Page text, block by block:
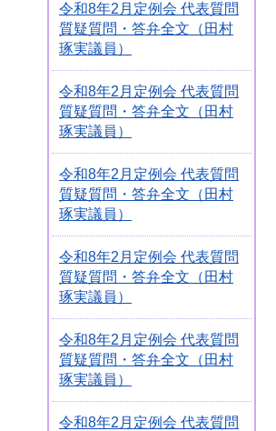
令和8年2月定例会 代表質問
質疑質問・答弁全文（田村
琢実議員）
令和8年2月定例会 代表質問
質疑質問・答弁全文（田村
琢実議員）
令和8年2月定例会 代表質問
質疑質問・答弁全文（田村
琢実議員）
令和8年2月定例会 代表質問
質疑質問・答弁全文（田村
琢実議員）
令和8年2月定例会 代表質問
質疑質問・答弁全文（田村
琢実議員）
令和8年2月定例会 代表質問